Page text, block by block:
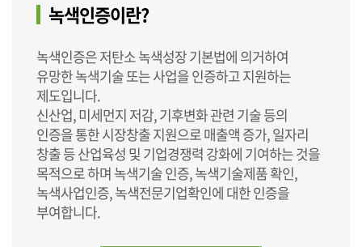
녹색인증이란?
녹색인증은 저탄소 녹색성장 기본법에 의거하여
유망한 녹색기술 또는 사업을 인증하고 지원하는
제도입니다.
신산업, 미세먼지 저감, 기후변화 관련 기술 등의
인증을 통한 시장창출 지원으로 매출액 증가, 일자리
창출 등 산업육성 및 기업경쟁력 강화에 기여하는 것을
목적으로 하며 녹색기술 인증, 녹색기술제품 확인,
녹색사업인증, 녹색전문기업확인에 대한 인증을
부여합니다.